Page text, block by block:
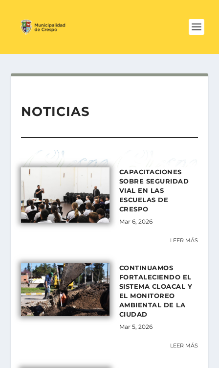
NOTICIAS
CAPACITACIONES
SOBRE SEGURIDAD
VIAL EN LAS
ESCUELAS DE
CRESPO
Mar 6, 2026
LEER MÁS
CONTINUAMOS
FORTALECIENDO EL
SISTEMA CLOACAL Y
EL MONITOREO
AMBIENTAL DE LA
CIUDAD
Mar 5, 2026
LEER MÁS